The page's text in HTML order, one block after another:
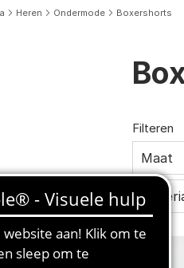
Heren Ondermode Boxershorts
Filteren
Maat